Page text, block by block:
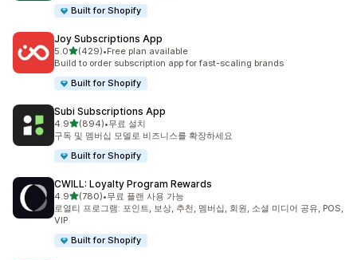
Built for Shopify
Joy Subscriptions App
5.0별 5개 중
(429)
총 리뷰 429개
•Free plan available
Build to order subscription app for fast-scaling brands
Built for Shopify
Subi Subscriptions App
4.9별 5개 중
(894)
총 리뷰 894개
•무료 설치
구독 및 멤버십 모델로 비즈니스를 확장하세요
Built for Shopify
CWILL: Loyalty Program Rewards
4.9별 5개 중
(780)
총 리뷰 780개
•무료 플랜 사용 가능
로열티 프로그램: 포인트, 보상, 추천, 멤버십, 회원, 소셜 미디어 공유, POS,
VIP
Built for Shopify